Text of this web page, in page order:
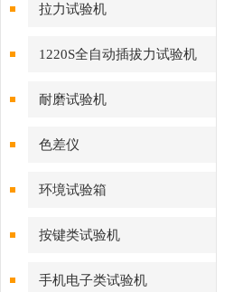
拉力试验机
1220S全自动插拔力试验机
耐磨试验机
色差仪
环境试验箱
按键类试验机
手机电子类试验机